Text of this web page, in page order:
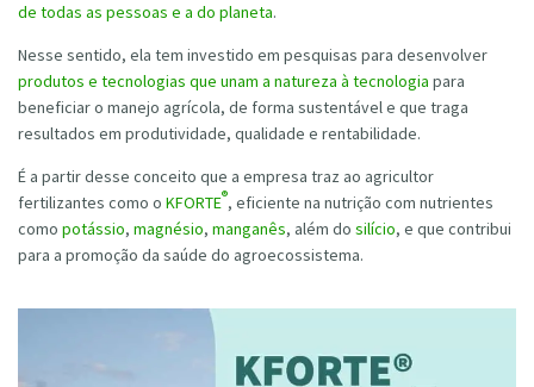
de todas as pessoas e a do planeta.
Nesse sentido, ela tem investido em pesquisas para desenvolver
produtos e tecnologias que unam a natureza à tecnologia para
beneficiar o manejo agrícola, de forma sustentável e que traga
resultados em produtividade, qualidade e rentabilidade.
É a partir desse conceito que a empresa traz ao agricultor
fertilizantes como o KFORTE®, eficiente na nutrição com nutrientes
como potássio, magnésio, manganês, além do silício, e que contribui
para a promoção da saúde do agroecossistema.